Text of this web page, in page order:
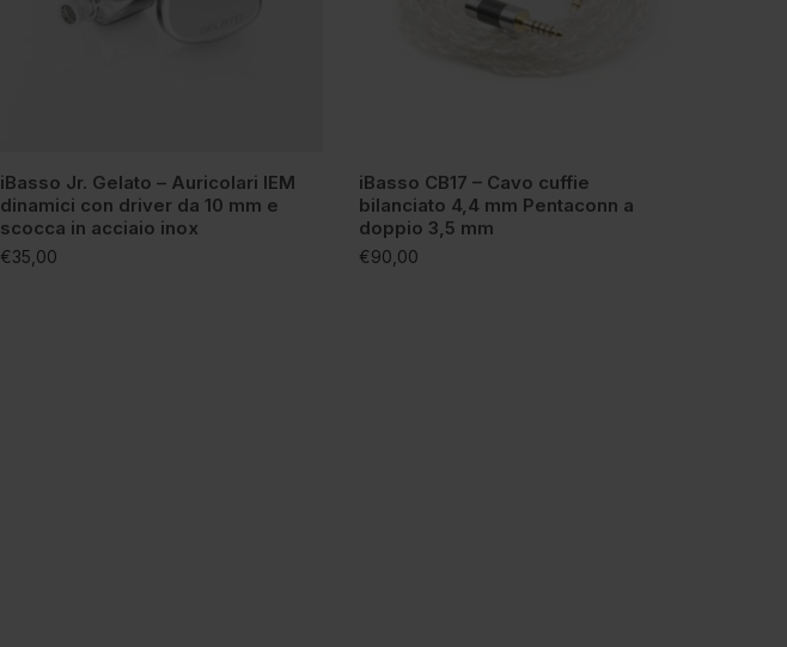
iBasso Jr. Gelato – Auricolari IEM
dinamici con driver da 10 mm e
scocca in acciaio inox
€35,00
iBasso CB17 – Cavo cuffie
bilanciato 4,4 mm Pentaconn a
doppio 3,5 mm
€90,00